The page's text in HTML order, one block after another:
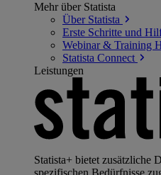
Mehr über Statista
Über Statista
Erste Schritte und
Webinar & Training
Statista Connect
Leistungen
Statista+ bietet zusätzliche
spezifischen Bedürfnisse